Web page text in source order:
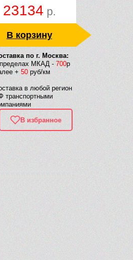
23134 р.
В корзину
по г. Москва:
МКАД - 700р
+ 50 руб/км
в любой регион
транспортными
В избранное